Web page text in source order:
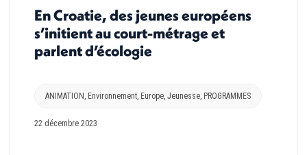
En Croatie, des jeunes européens
s’initient au court-métrage et
parlent d’écologie
ANIMATION Environnement Europe Jeunesse PROGRAMMES
22 décembre 2023